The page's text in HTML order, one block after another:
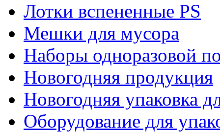
Лотки вспененные PS
Мешки для мусора
Наборы одноразовой
Новогодняя продукция
Новогодняя упаковка
Оборудование для